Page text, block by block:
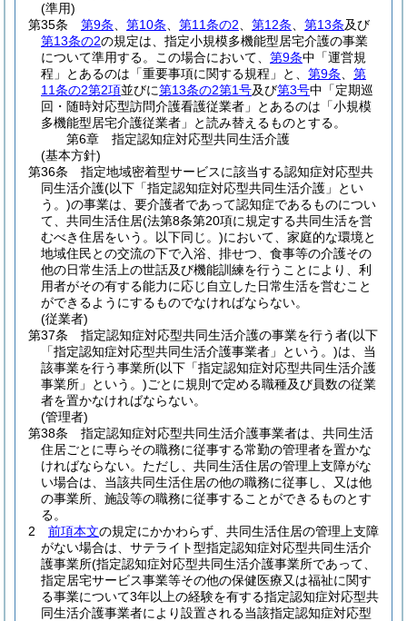
(準用)
第35条
第9条 第10条 第11条の2 第12条 第13条及び
第13条の2の規定は、指定小規模多機能型居宅介護の事業
について準用する。
この場合において、 第9条中「運営規
程」とあるのは「重要事項に関する規程」と、 第9条
第
11条の2第2項並びに第13条の2第1号及び第3号中「定期巡
回・随時対応型訪問介護看護従業者」とあるのは「小規模
多機能型居宅介護従業者」と読み替えるものとする。
第6章
指定認知症対応型共同生活介護
(基本方針)
第36条
指定地域密着型サービスに該当する認知症対応型共
同生活介護(以下「指定認知症対応型共同生活介護」とい
う。)の事業は、要介護者であって認知症であるものについ
て、共同生活住居(法第8条第20項に規定する共同生活を営
むべき住居をいう。以下同じ。)において、家庭的な環境と
地域住民との交流の下で入浴、排せつ、食事等の介護その
他の日常生活上の世話及び機能訓練を行うことにより、利
用者がその有する能力に応じ自立した日常生活を営むこと
ができるようにするものでなければならない。
(従業者)
第37条
指定認知症対応型共同生活介護の事業を行う者(以下
「指定認知症対応型共同生活介護事業者」という。)は、当
該事業を行う事業所(以下「指定認知症対応型共同生活介護
事業所」という。)ごとに規則で定める職種及び員数の従業
者を置かなければならない。
(管理者)
第38条
指定認知症対応型共同生活介護事業者は、共同生活
住居ごとに専らその職務に従事する常勤の管理者を置かな
ければならない。 ただし、共同生活住居の管理上支障がな
い場合は、当該共同生活住居の他の職務に従事し、又は他
の事業所、施設等の職務に従事することができるものとす
る。
2
前項本文の規定にかかわらず、共同生活住居の管理上支障
がない場合は、サテライト型指定認知症対応型共同生活介
護事業所(指定認知症対応型共同生活介護事業所であって、
指定居宅サービス事業等その他の保健医療又は福祉に関す
る事業について3年以上の経験を有する指定認知症対応型共
同生活介護事業者により設置される当該指定認知症対応型